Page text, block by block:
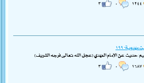
مهدوية- ١٩٩
حديث عن الإمام المهدي (عجل الله تعالى فرجه الشريف)